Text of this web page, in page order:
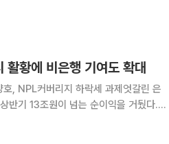
로 확보했다
황에 비은행 기여도 확대
, NPL커버리지 하락세 과제엇갈린 은
·NH